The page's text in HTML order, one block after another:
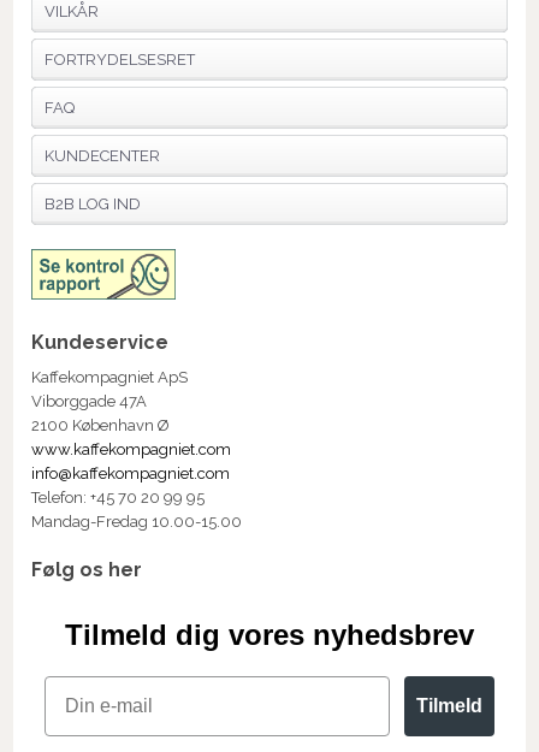
VILKÅR
FORTRYDELSESRET
FAQ
KUNDECENTER
B2B LOG IND
Kundeservice
Kaffekompagniet ApS
Viborggade 47A
2100 København Ø
www.kaffekompagniet.com
info@kaffekompagniet.com
Telefon: +45 70 20 99 95
Mandag-Fredag 10.00-15.00
Følg os her
Tilmeld dig vores nyhedsbrev
Email
Tilmeld